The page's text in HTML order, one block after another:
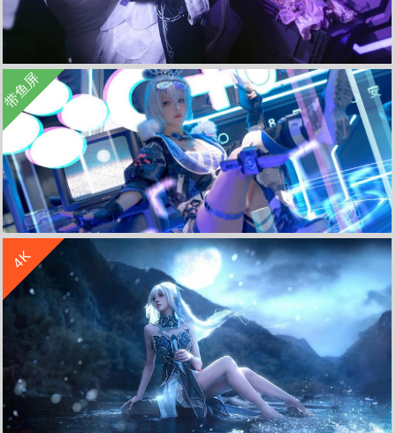
崩坏星穹铁道 cosplay美女4k高清壁纸
带鱼屏
崩坏 星穹铁道 cosplay 5k 高清 壁纸
立 即 下 载
收 藏
4K
立 即 下 载
收 藏